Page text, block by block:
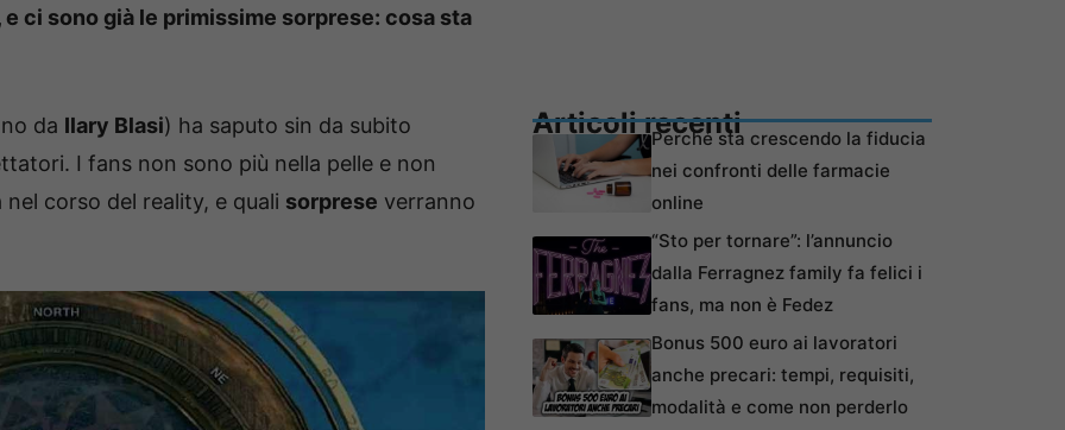
e ci sono già le primissime sorprese: cosa sta
da Ilary Blasi) ha saputo sin da subito
I fans non sono più nella pelle e non
nel corso del reality, e quali sorprese verranno
Articoli recentiPerché sta crescendo la fiducia
nei confronti delle farmacie
online
“Sto per tornare”: l’annuncio
dalla Ferragnez family fa felici i
fans, ma non è Fedez
Bonus 500 euro ai lavoratori
anche precari: tempi, requisiti,
modalità e come non perderlo